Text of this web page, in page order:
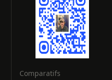
Comparatifs